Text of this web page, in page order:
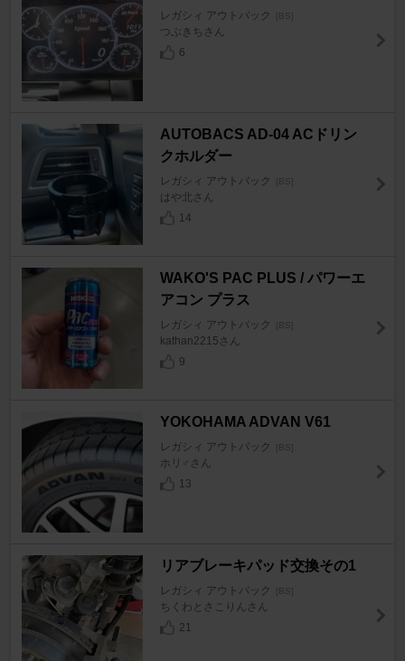
レガシィ アウトバック [BS]
つぶきちさん
6
AUTOBACS AD-04 ACドリン
クホルダー
レガシィ アウトバック [BS]
はや北さん
14
WAKO'S PAC PLUS / パワーエ
アコン プラス
レガシィ アウトバック [BS]
kathan2215さん
9
YOKOHAMA ADVAN V61
レガシィ アウトバック [BS]
ホリ♂さん
13
リアブレーキパッド交換その1
レガシィ アウトバック [BS]
ちくわとさこりんさん
21